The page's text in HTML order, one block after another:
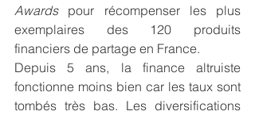
Awards pour récompenser les plus
exemplaires des 120 produits
financiers de partage en France.
Depuis 5 ans, la finance altruiste
fonctionne moins bien car les taux sont
tombés très bas. Les diversifications